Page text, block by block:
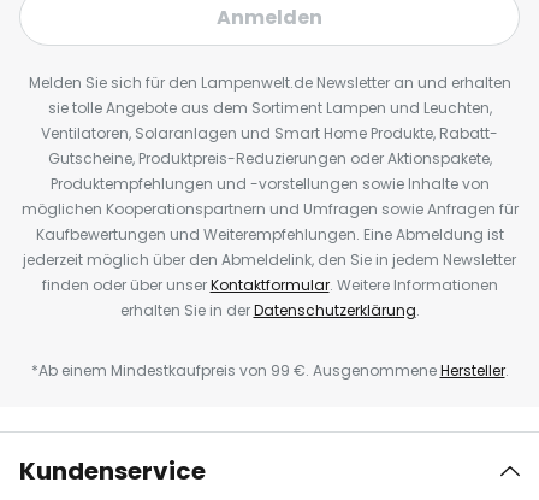
Anmelden
Melden Sie sich für den Lampenwelt.de Newsletter an und erhalten
sie tolle Angebote aus dem Sortiment Lampen und Leuchten,
Ventilatoren, Solaranlagen und Smart Home Produkte, Rabatt-
Gutscheine, Produktpreis-Reduzierungen oder Aktionspakete,
Produktempfehlungen und -vorstellungen sowie Inhalte von
möglichen Kooperationspartnern und Umfragen sowie Anfragen für
Kaufbewertungen und Weiterempfehlungen. Eine Abmeldung ist
jederzeit möglich über den Abmeldelink, den Sie in jedem Newsletter
finden oder über unserKontaktformular. Weitere Informationen
erhalten Sie in derDatenschutzerklärung.
*Ab einem Mindestkaufpreis von 99 €. AusgenommeneHersteller.
Kundenservice